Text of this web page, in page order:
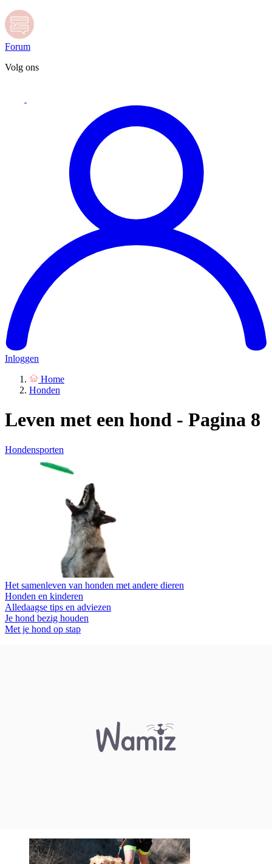
Forum
Volg ons
Inloggen
Home
Honden
Leven met een hond - Pagina 8
Hondensporten
Het samenleven van honden met andere dieren
Honden en kinderen
Alledaagse tips en adviezen
Je hond bezig houden
Met je hond op stap